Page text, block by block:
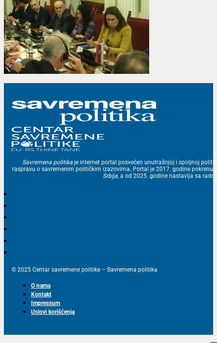
Savremena politika je internet portal posvećen unutrašnjoj i spoljnoj
raspravu o savremenim političkim izazovima. Portal je 2017. godine
Srbija, a od 2025. godine nastavlja sa
© 2025 Centar savremene politike – Savremena politika
O nama
Kontakt
Impressum
Uslovi korišćenja